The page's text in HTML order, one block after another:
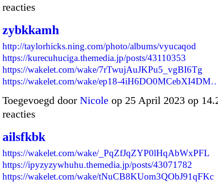
reacties
zybkkamh
http://taylorhicks.ning.com/photo/albums/vyucaqod
https://kurecuhuciga.themedia.jp/posts/43110353
https://wakelet.com/wake/7rTwujAuJKPu5_vgBI6Tg
https://wakelet.com/wake/ep18-
Toegevoegd door Nicole op 25 April 2023 op
reacties
ailsfkbk
https://wakelet.com/wake/_PqZfJqZYP0lHqAbWxPFL
https://ipyzyzywhuhu.themedia.jp/posts/43071782
https://wakelet.com/wake/tNuCB8KUom3QObJ91qFKc